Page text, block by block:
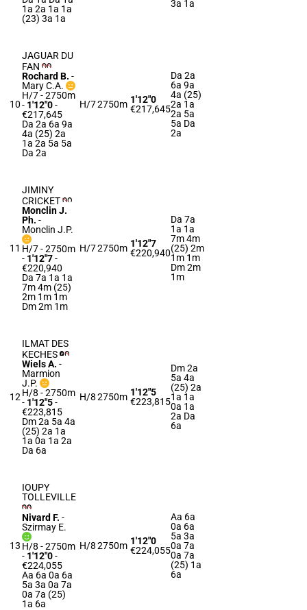
1a 2a 1a 1a
(23) 3a 1a
3a 1a
10
JAGUAR DU
FAN
Rochard B. -
Mary C.A.
H/7 - 2750m
- 1'12"0-
€217,645
Da 2a 6a 9a
4a (25) 2a
1a 2a 5a 5a
Da 2a
H/72750m 1'12"0
€217,645
Da 2a
6a 9a
4a (25)
2a 1a
2a 5a
5a Da
2a
11
JIMINY
CRICKET
Monclin J.
Ph. -
Monclin J.P.
H/7 - 2750m
- 1'12"7-
€220,940
Da 7a 1a 1a
7m 4m (25)
2m 1m 1m
Dm 2m 1m
H/72750m 1'12"7
€220,940
Da 7a
1a 1a
7m 4m
(25) 2m
1m 1m
Dm 2m
1m
12
ILMAT DES
KECHES
Wiels A. -
Marmion
J.P.
H/8 - 2750m
- 1'12"5-
€223,815
Dm 2a 5a 4a
(25) 2a 1a
1a 0a 1a 2a
Da 6a
H/82750m 1'12"5
€223,815
Dm 2a
5a 4a
(25) 2a
1a 1a
0a 1a
2a Da
6a
13
IOUPY
TOLLEVILLE
Nivard F. -
Szirmay E.
H/8 - 2750m
- 1'12"0-
€224,055
Aa 6a 0a 6a
5a 3a 0a 7a
0a 7a (25)
1a 6a
H/82750m 1'12"0
€224,055
Aa 6a
0a 6a
5a 3a
0a 7a
0a 7a
(25) 1a
6a